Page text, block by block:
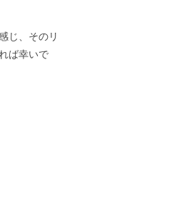
じ、そのリ
ば幸いで